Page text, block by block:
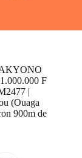
F
|
(Ouaga
900m de